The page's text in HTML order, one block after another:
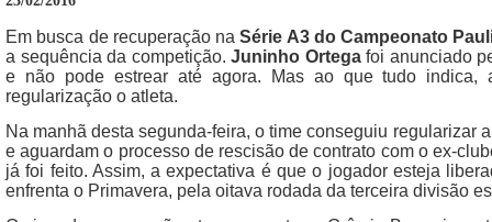
Em busca de recuperação naSérie A3 do Campeonato
a sequência da competição.Juninho Ortegafoi anunciado
e não pode estrear até agora. Mas ao que tudo indica,
regularização o atleta.
Na manhã desta segunda-feira, o time conseguiu regularizar
e aguardam o processo de rescisão de contrato com o ex-
já foi feito. Assim, a expectativa é que o jogador esteja
enfrenta o Primavera, pela oitava rodada da terceira divisão